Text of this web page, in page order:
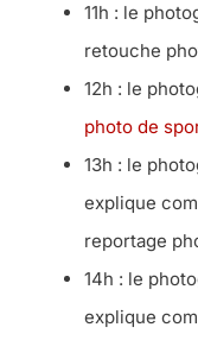
11h : le
retouche
12h : le
photo de
13h : le
explique
reportage
14h : le
explique